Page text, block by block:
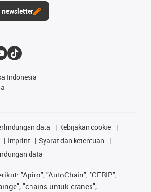
newsletter
Indonesia
data
Kebijakan cookie
Imprint
Syarat dan ketentuan
data
"Apiro", "AutoChain", "CFRIP",
"chains untuk cranes",